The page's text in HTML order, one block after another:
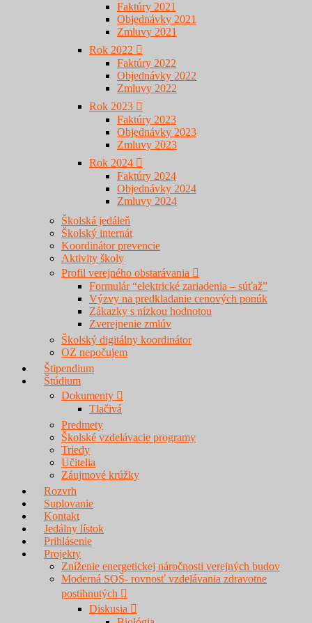
Faktúry 2021
Objednávky 2021
Zmluvy 2021
Rok 2022
Faktúry 2022
Objednávky 2022
Zmluvy 2022
Rok 2023
Faktúry 2023
Objednávky 2023
Zmluvy 2023
Rok 2024
Faktúry 2024
Objednávky 2024
Zmluvy 2024
Školská jedáleň
Školský internát
Koordinátor prevencie
Aktivity školy
Profil verejného obstarávania
Formulár “elektrické zariadenia – súťaž”
Výzvy na predkladanie cenových ponúk
Zákazky s nízkou hodnotou
Zverejnenie zmlúv
Školský digitálny koordinátor
OZ nepočujem
Štipendium
Štúdium
Dokumenty
Tlačivá
Predmety
Školské vzdelávacie programy
Triedy
Učitelia
Záujmové krúžky
Rozvrh
Suplovanie
Kontakt
Jedálny lístok
Prihlásenie
Projekty
Zníženie energetickej náročnosti verejných budov
Moderná SOŠ- rovnosť vzdelávania zdravotne
postihnutých
Diskusia